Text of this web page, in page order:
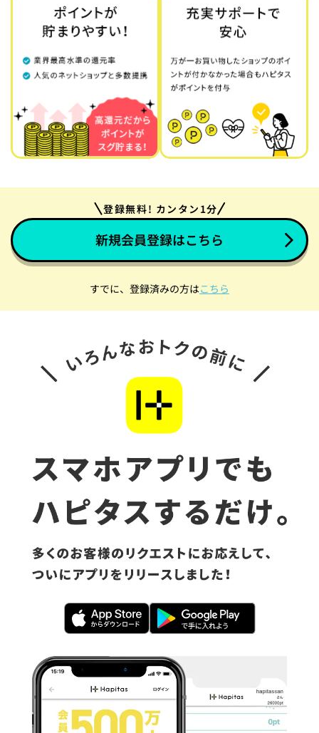
登録無料! カンタン1分
新規会員登録はこちら
すでに、登録済みの方はこちら